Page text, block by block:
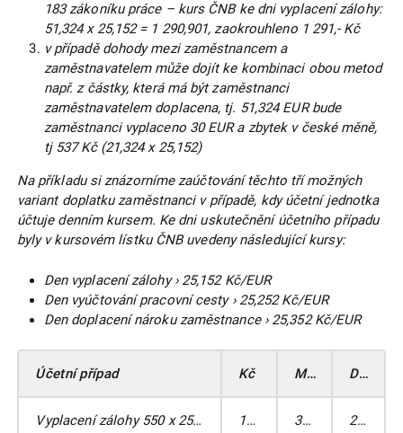
183 zákoníku práce – kurs ČNB ke dni vyplacení zálohy:
51,324 x 25,152 = 1 290,901, zaokrouhleno 1 291,- Kč
v případě dohody mezi zaměstnancem a
zaměstnavatelem může dojít ke kombinaci obou metod
např. z částky, která má být zaměstnanci
zaměstnavatelem doplacena, tj. 51,324 EUR bude
zaměstnanci vyplaceno 30 EUR a zbytek v české měně,
tj 537 Kč (21,324 x 25,152)
Na příkladu si znázorníme zaúčtování těchto tří možných
variant doplatku zaměstnanci v případě, kdy účetní jednotka
účtuje denním kursem. Ke dni uskutečnění účetního případu
byly v kursovém lístku ČNB uvedeny následující kursy:
Den vyplacení zálohy › 25,152 Kč/EUR
Den vyúčtování pracovní cesty › 25,252 Kč/EUR
Den doplacení nároku zaměstnance › 25,352 Kč/EUR
Účetní případ Kč MD DAL
Vyplacení zálohy 550 x 25,152 13 833 335 211A